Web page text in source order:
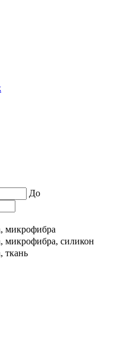
До
микрофибра
микрофибра, силикон
ткань